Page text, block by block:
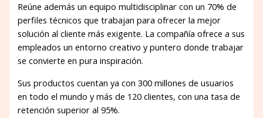
Reúne además un equipo multidisciplinar con un 70% de
perfiles técnicos que trabajan para ofrecer la mejor
solución al cliente más exigente. La compañía ofrece a sus
empleados un entorno creativo y puntero donde trabajar
se convierte en pura inspiración.
Sus productos cuentan ya con 300 millones de usuarios
en todo el mundo y más de 120 clientes, con una tasa de
retención superior al 95%.